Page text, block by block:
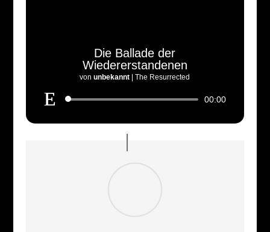
Die Ballade der
Wiedererstandenen
vonunbekannt |The Resurrected
Audio-
00:00